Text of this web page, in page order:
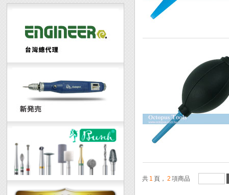
共 1 頁， 2 項商品